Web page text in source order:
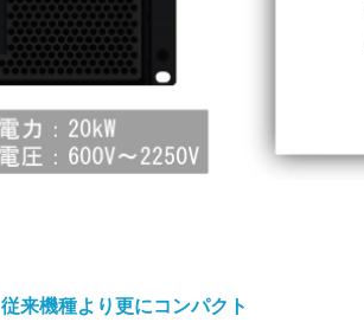
従来機種より更にコンパクト